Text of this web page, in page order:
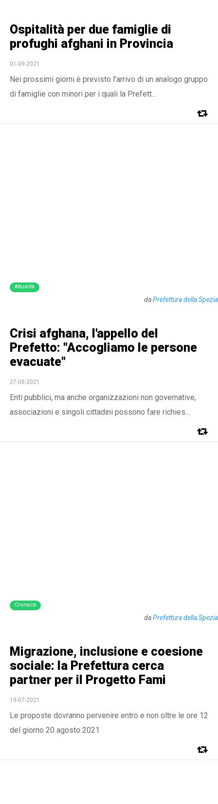
Ospitalità per due famiglie di
profughi afghani in Provincia
01-09-2021
Nei prossimi giorni è previsto l’arrivo di un analogo gruppo
di famiglie con minori per i quali la Prefett...
Attualità
daPrefettura della Spezia
Crisi afghana, l'appello del
Prefetto: "Accogliamo le persone
evacuate"
27-08-2021
Enti pubblici, ma anche organizzazioni non governative,
associazioni e singoli cittadini possono fare richies...
Cronaca
daPrefettura della Spezia
Migrazione, inclusione e coesione
sociale: la Prefettura cerca
partner per il Progetto Fami
19-07-2021
Le proposte dovranno pervenire entro e non oltre le ore 12
del giorno 20 agosto 2021